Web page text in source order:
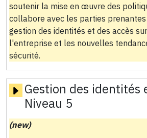
soutenir la mise en œuvre des
collabore avec les parties
gestion des identités et des accès
l'entreprise et les nouvelles
sécurité.
Gestion des identités
Niveau 5
(new)